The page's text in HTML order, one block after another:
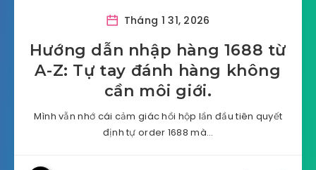
Tháng 1 31, 2026
Hướng dẫn nhập hàng 1688 từ
A-Z: Tự tay đánh hàng không
cần môi giới.
Mình vẫn nhớ cái cảm giác hồi hộp lần đầu tiên quyết
định tự order 1688 mà…